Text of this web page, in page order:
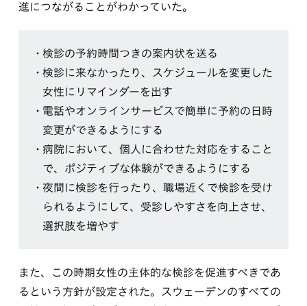
進につながることがわかっていた。
検診の予約時間つきの案内状を送る
検診に来なかったり、スケジュールを変更した
女性にリマインダーを出す
電話やオンラインサービスで簡単に予約の日時
変更ができるようにする
病院において、個人に合わせた対応をすること
で、ポジティブな体験ができるようにする
夜間に検診を行ったり、職場近くで検診を受け
られるようにして、受診しやすさを向上させ、
選択肢を増やす
また、この時期女性の主体的な検診を促進すべきであ
るという方針が設定された。スウェーデンのすべての